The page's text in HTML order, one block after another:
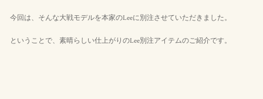
今回は、そんな大戦モデルを本家のLeeに別注させていただきました。
ということで、素晴らしい仕上がりのLee別注アイテムのご紹介です。